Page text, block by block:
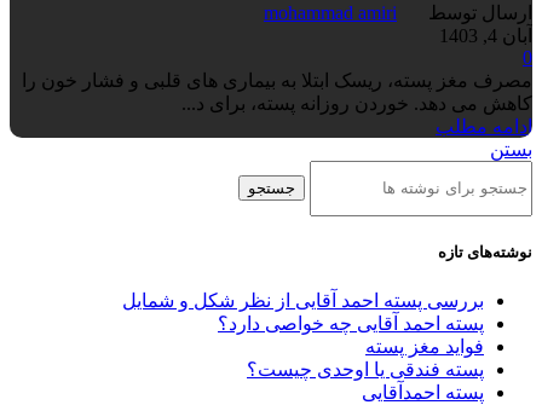
ارسال توسط
mohammad amiri
آبان 4, 1403
0
مصرف مغز پسته، ریسک ابتلا به بیماری های قلبی و فشار خون را
کاهش می دهد. خوردن روزانه پسته، برای د...
ادامه مطلب
بستن
جستجو
نوشته‌های تازه
بررسی پسته احمد آقایی از نظر شکل و شمایل
پسته احمد آقایی چه خواصی دارد؟
فواید مغز پسته
پسته فندقی یا اوحدی چیست؟
پسته احمدآقایی